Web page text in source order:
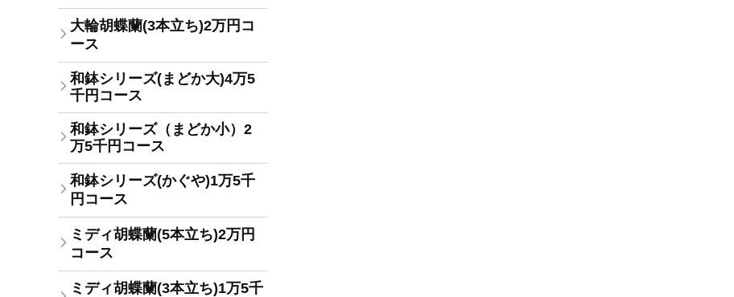
大輪胡蝶蘭(3本立ち)2万円コ
ース
和鉢シリーズ(まどか大)4万5
千円コース
和鉢シリーズ（まどか小）2
万5千円コース
和鉢シリーズ(かぐや)1万5千
円コース
ミディ胡蝶蘭(5本立ち)2万円
コース
ミディ胡蝶蘭(3本立ち)1万5千